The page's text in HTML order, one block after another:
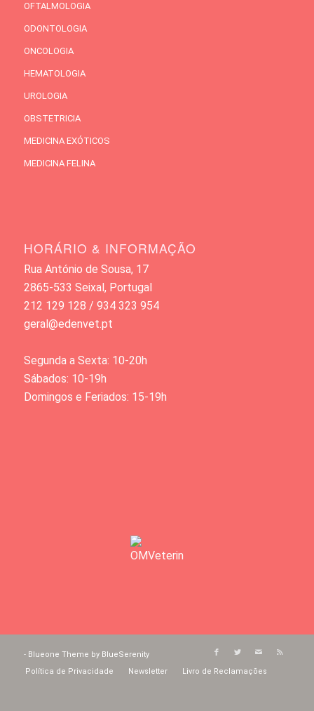
OFTALMOLOGIA
ODONTOLOGIA
ONCOLOGIA
HEMATOLOGIA
UROLOGIA
OBSTETRICIA
MEDICINA EXÓTICOS
MEDICINA FELINA
HORÁRIO & INFORMAÇÃO
Rua António de Sousa, 17
2865-533 Seixal, Portugal
212 129 128 / 934 323 954
geral@edenvet.pt
Segunda a Sexta: 10-20h
Sábados: 10-19h
Domingos e Feriados: 15-19h
- Blueone Theme by BlueSerenity
Política de Privacidade
Newsletter Livro de Reclamações